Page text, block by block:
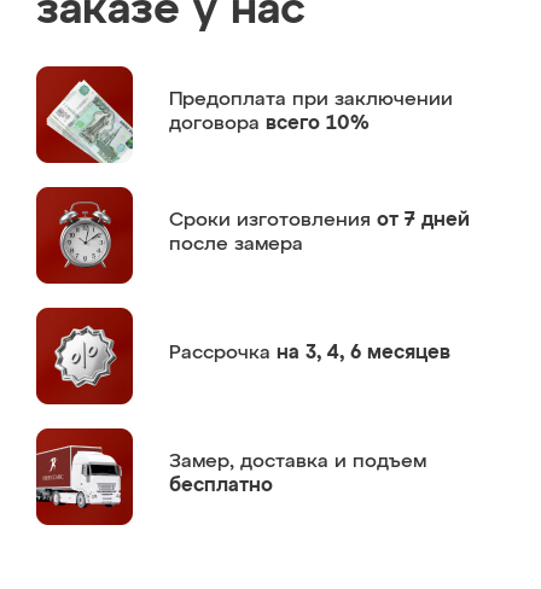
заказе у нас
Предоплата при заключении
договора всего 10%
Сроки изготовления от 7 дней
после замера
Рассрочка на 3, 4, 6 месяцев
Замер, доставка и подъем
бесплатно